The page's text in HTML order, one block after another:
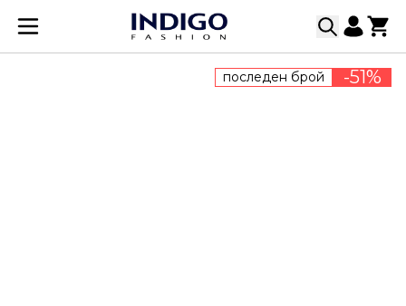
Прескачане към съдържанието
последен брой -51%